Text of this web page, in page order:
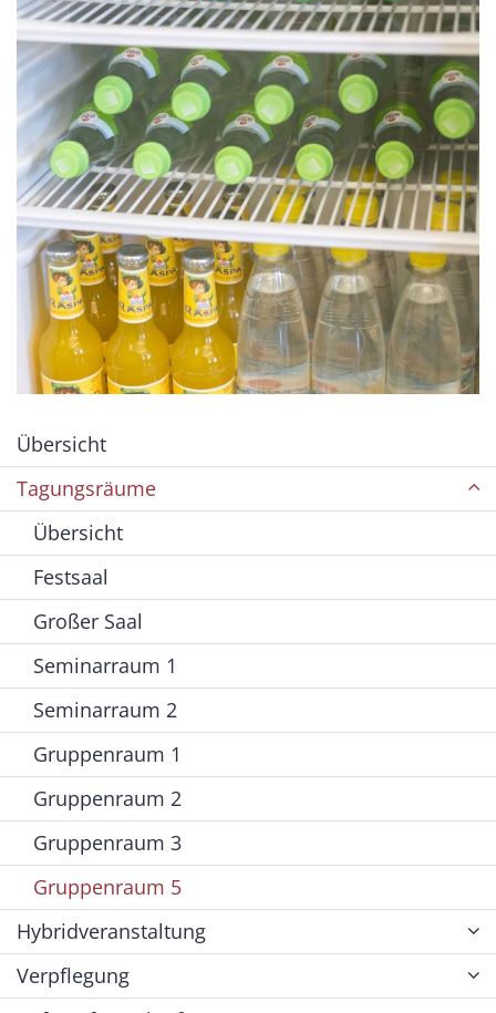
Übersicht
Tagungsräume
Übersicht
Festsaal
Großer Saal
Seminarraum 1
Seminarraum 2
Gruppenraum 1
Gruppenraum 2
Gruppenraum 3
Gruppenraum 5
Hybridveranstaltung
Verpflegung